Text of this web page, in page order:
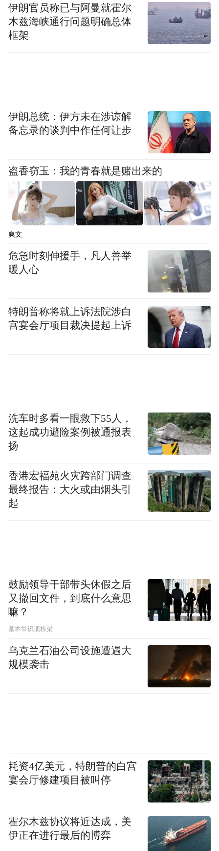
伊朗官员称已与阿曼就霍尔
木兹海峡通行问题明确总体
框架
伊朗总统：伊方未在涉谅解
备忘录的谈判中作任何让步
盗香窃玉：我的青春就是赌出来的
爽文
危急时刻伸援手，凡人善举
暖人心
特朗普称将就上诉法院涉白
宫宴会厅项目裁决提起上诉
洗车时多看一眼救下55人，
这起成功避险案例被通报表
扬
香港宏福苑火灾跨部门调查
最终报告：大火或由烟头引
起
鼓励领导干部带头休假之后
又撤回文件，到底什么意思
嘛？
基本常识项栋梁
乌克兰石油公司设施遭遇大
规模袭击
耗资4亿美元，特朗普的白宫
宴会厅修建项目被叫停
霍尔木兹协议将近达成，美
伊正在进行最后的博弈